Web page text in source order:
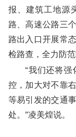
报、建筑工地源
路、高速公路三
路出入口开展常
检路查，全力防
“我们还将
控，加大对不靠
等易引发的交通
处。”凌美煌说。